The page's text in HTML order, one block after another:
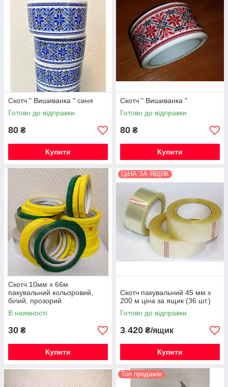
Скотч " Вишиванка " синя
Готово до відправки
80 ₴
Купити
Скотч " Вишиванка "
Готово до відправки
80 ₴
Купити
Скотч 10мм х 66м
пакувальний кольоровий,
білий, прозорий
В наявності
30 ₴
Купити
ЦіНА ЗА ЯЩИК
Скотч пакувальний 45 мм х
200 м ціна за ящик (36 шт.)
Готово до відправки
3 420 ₴/ящик
Купити
Топ продажів